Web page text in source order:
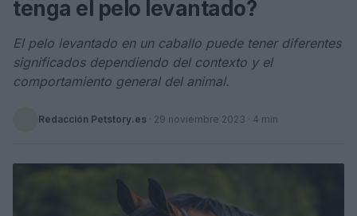
tenga el pelo levantado?
El pelo levantado en un caballo puede tener diferentes
significados dependiendo del contexto y el
comportamiento general del animal.
Redacción Petstory.es · 29 noviembre 2023 · 4 min